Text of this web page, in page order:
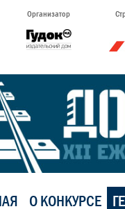
Организатор
О КОНКУРСЕ